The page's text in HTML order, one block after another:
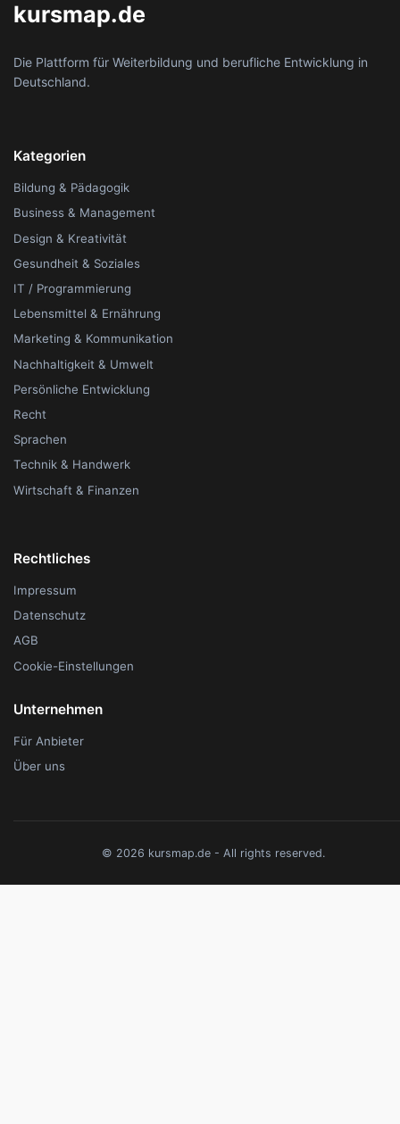
kursmap.de
Die Plattform für Weiterbildung und berufliche Entwicklung in
Deutschland.
Kategorien
Bildung & Pädagogik
Business & Management
Design & Kreativität
Gesundheit & Soziales
IT / Programmierung
Lebensmittel & Ernährung
Marketing & Kommunikation
Nachhaltigkeit & Umwelt
Persönliche Entwicklung
Recht
Sprachen
Technik & Handwerk
Wirtschaft & Finanzen
Rechtliches
Impressum
Datenschutz
AGB
Cookie-Einstellungen
Unternehmen
Für Anbieter
Über uns
© 2026 kursmap.de - All rights reserved.